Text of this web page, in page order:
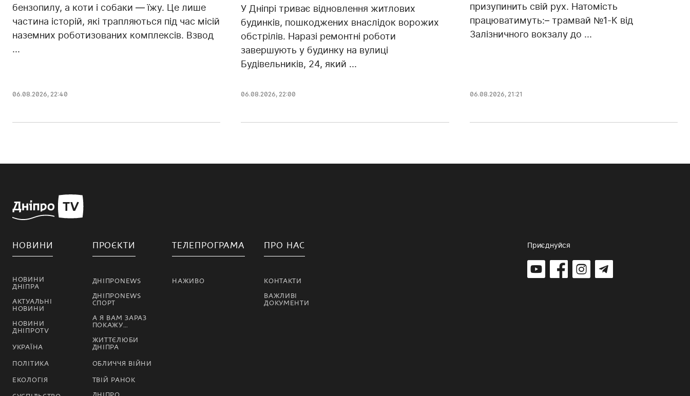
бензопилу, а коти і собаки — їжу. Це лише
частина історій, які трапляються під час місій
наземних роботизованих комплексів. Взвод
...
06.08.2026, 22:40
У Дніпрі триває відновлення житлових
будинків, пошкоджених внаслідок ворожих
обстрілів. Наразі ремонтні роботи
завершують у будинку на вулиці
Будівельників, 24, який ...
06.08.2026, 22:00
призупинить свій рух. Натомість
працюватимуть:– трамвай №1-К від
Залізничного вокзалу до ...
06.08.2026, 21:21
НОВИНИ
НОВИНИ
ДНІПРА
АКТУАЛЬНІ
НОВИНИ
НОВИНИ
ДНІПРОTV
УКРАЇНА
ПОЛІТИКА
ЕКОЛОГІЯ
ПРОЄКТИ
ДНІПРОNEWS
ДНІПРОNEWS
СПОРТ
А Я ВАМ ЗАРАЗ
ПОКАЖУ…
ЖИТТЄЛЮБИ
ДНІПРА
ОБЛИЧЧЯ ВІЙНИ
ТВІЙ РАНОК
ТЕЛЕПРОГРАМА
НАЖИВО
ПРО НАС
КОНТАКТИ
ВАЖЛИВІ
ДОКУМЕНТИ
Приєднуйся